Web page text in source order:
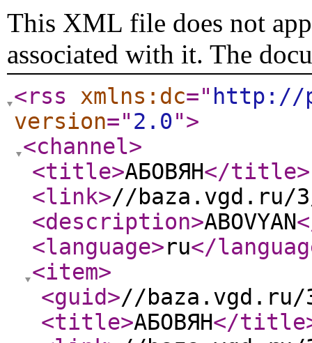
This XML file does not
associated with it. The
<rss xmlns:dc=" http://
version="2.0">
<channel>
<title>АБОВЯН</title>
<link>//baza.vgd.ru/
<description>ABOVYAN
<language>ru</
<item>
<guid>//baza.vgd.ru/
<title>АБОВЯН</title